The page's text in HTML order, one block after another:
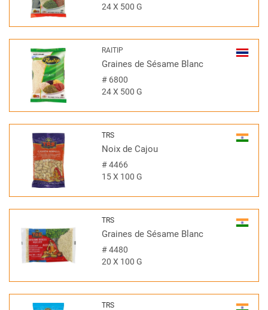
24 X 500 G
RAITIP
Graines de Sésame Blanc
#6800
24 X 500 G
TRS
Noix de Cajou
#4466
15 X 100 G
TRS
Graines de Sésame Blanc
#4480
20 X 100 G
TRS